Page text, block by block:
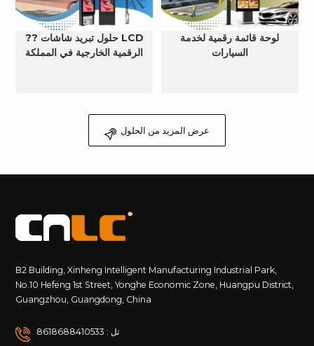
?? حلول تبريد شاشات LCD
الرقمية الخارجية في المملكة
لوحة قائمة رقمية لخدمة
السيارات
عرض المزيد من الحلول
B2 Building, Xinheng Intelligent Manufacturing Industrial Park,
No.10 Hefeng 1st Street, Yonghe Economic Zone, Huangpu District,
Guangzhou, Guangdong, China
تل : 8618688410533